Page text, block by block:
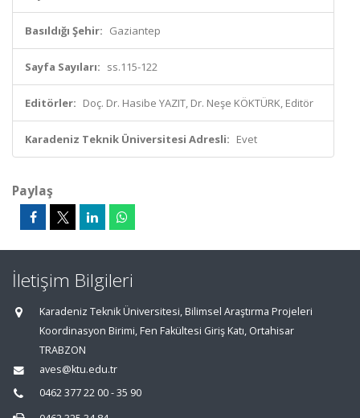
Basıldığı Şehir: Gaziantep
Sayfa Sayıları: ss.115-122
Editörler: Doç. Dr. Hasibe YAZIT, Dr. Neşe KÖKTÜRK, Editör
Karadeniz Teknik Üniversitesi Adresli: Evet
Paylaş
İletişim Bilgileri
Karadeniz Teknik Üniversitesi, Bilimsel Araştırma Projeleri
Koordinasyon Birimi, Fen Fakültesi Giriş Katı, Ortahisar
TRABZON
aves@ktu.edu.tr
0462 377 22 00 - 35 90